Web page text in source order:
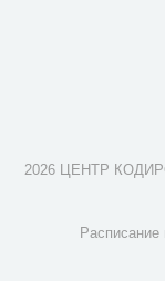
2026 ЦЕНТР